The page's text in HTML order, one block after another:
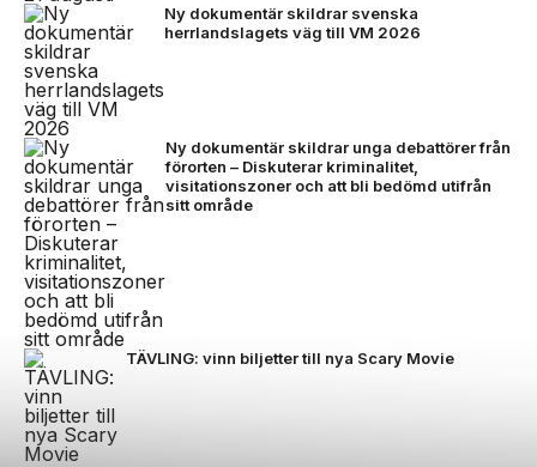
Ny dokumentär skildrar svenska
herrlandslagets väg till VM 2026
Ny dokumentär skildrar unga debattörer från
förorten – Diskuterar kriminalitet,
visitationszoner och att bli bedömd utifrån
sitt område
TÄVLING: vinn biljetter till nya Scary Movie